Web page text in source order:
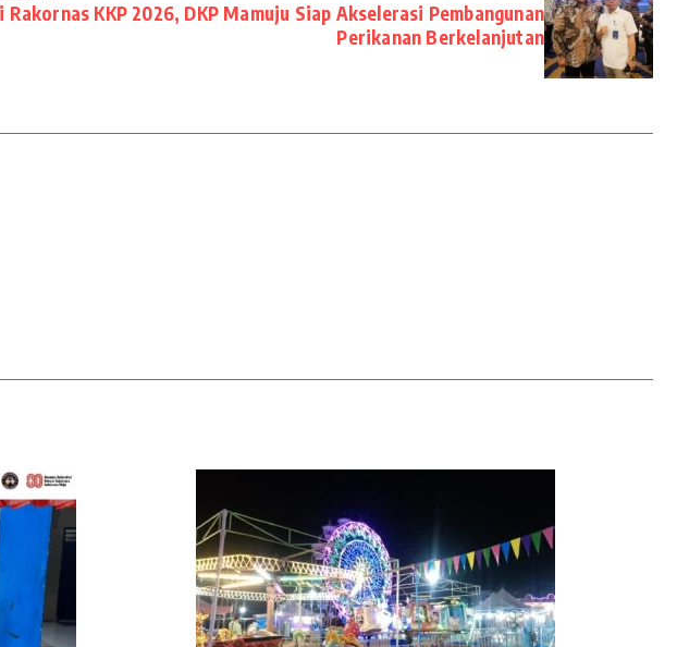
Rakornas KKP 2026, DKP Mamuju Siap Akselerasi Pembangunan
Perikanan Berkelanjutan